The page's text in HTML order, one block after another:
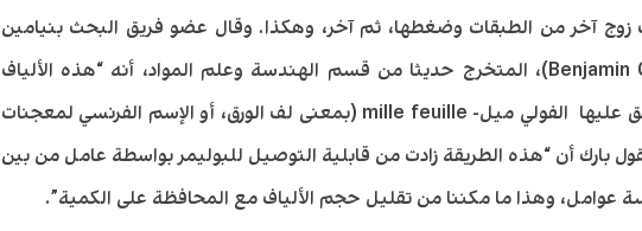
آخر من الطبقات وضغطها، ثم آخر، وهكذا. وقال عضو فريق البحث بنيامين
كرينا (Benjamin Grena)، المتخرج حديثا من قسم الهندسة وعلم المواد، أنه “هذه الألياف
يمكن أن يطلق عليها الفولي ميل- mille feuille (بمعنى لف الورق، أو الإسم الفرنسي لمعجنات
بارك أن “هذه الطريقة زادت من قابلية التوصيل للبوليمر بواسطة عامل من بين
عوامل، وهذا ما مكننا من تقليل حجم الألياف مع المحافظة على الكمية”.